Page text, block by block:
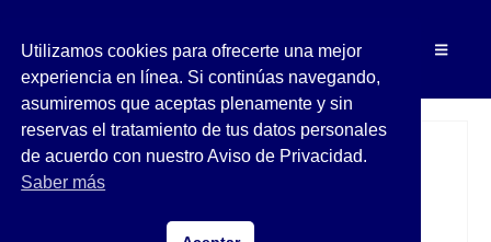
Utilizamos cookies para ofrecerte una mejor
experiencia en línea. Si continúas navegando,
asumiremos que aceptas plenamente y sin
reservas el tratamiento de tus datos personales
de acuerdo con nuestro Aviso de Privacidad.
Saber más